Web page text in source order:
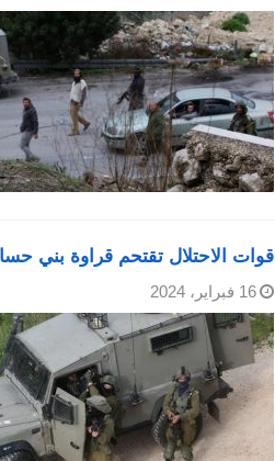
قوات الاحتلال تقتحم قراوة بني
16 فبراير، 2024